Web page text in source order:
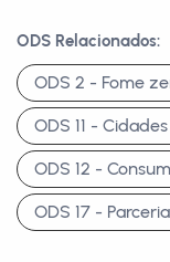
ODS Relacionados:
ODS 2 - Fome
ODS 11 -
ODS 12 -
ODS 17 -